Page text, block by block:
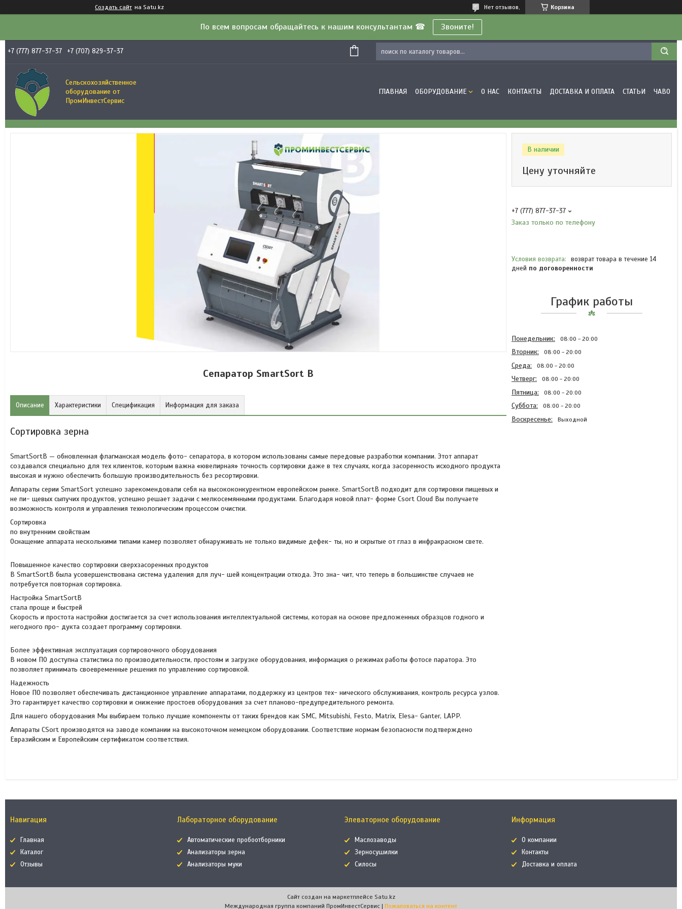
Создать сайт на Satu.kz Корзина
Нет отзывов,
По всем вопросам обращайтесь к нашим консультантам ☎ Звоните!
+7 (777) 877-37-37 +7 (707) 829-37-37
Сельскохозяйственное
оборудование от
ПромИнвестСервис
ГЛАВНАЯ ОБОРУДОВАНИЕ О НАС КОНТАКТЫ ДОСТАВКА И ОПЛАТА СТАТЬИ ЧАВО
Сепаратор SmartSort B
Описание Характеристики Спецификация Информация для заказа
Сортировка зерна
SmartSortB — обновленная флагманская модель фото- сепаратора, в котором использованы самые передовые разработки компании. Этот аппарат
создавался специально для тех клиентов, которым важна «ювелирная» точность сортировки даже в тех случаях, когда засоренность исходного продукта
высокая и нужно обеспечить большую производительность без ресортировки.
Аппараты серии SmartSort успешно зарекомендовали себя на высококонкурентном европейском рынке. SmartSortB подходит для сортировки пищевых и
не пи- щевых сыпучих продуктов, успешно решает задачи с мелкосемянными продуктами. Благодаря новой плат- форме Csort Cloud Вы получаете
возможность контроля и управления технологическим процессом очистки.
Сортировка
по внутренним свойствам
Оснащение аппарата несколькими типами камер позволяет обнаруживать не только видимые дефек- ты, но и скрытые от глаз в инфракрасном свете.
Повышенное качество сортировки сверхзасоренных продуктов
В SmartSortB была усовершенствована система удаления для луч- шей концентрации отхода. Это зна- чит, что теперь в большинстве случаев не
потребуется повторная сортировка.
Настройка SmartSortB
стала проще и быстрей
Скорость и простота настройки достигается за счет использования интеллектуальной системы, которая на основе предложенных образцов годного и
негодного про- дукта создает программу сортировки.
Более эффективная эксплуатация сортировочного оборудования
В новом ПО доступна статистика по производительности, простоям и загрузке оборудования, информация о режимах работы фотосе паратора. Это
позволяет принимать своевременные решения по управлению сортировкой.
Надежность
Новое ПО позволяет обеспечивать дистанционное управление аппаратами, поддержку из центров тех- нического обслуживания, контроль ресурса узлов.
Это гарантирует качество сортировки и снижение простоев оборудования за счет планово-предупредительного ремонта.
Для нашего оборудования Мы выбираем только лучшие компоненты от таких брендов как SMC, Mitsubishi, Festo, Matrix, Elesa- Ganter, LAPP.
Аппараты CSort производятся на заводе компании на высокоточном немецком оборудовании. Соответствие нормам безопасности подтверждено
Евразийским и Европейским сертификатом соответствия.
В наличии
Цену уточняйте
+7 (777) 877-37-37
Заказ только по телефону
возврат товара в течение 14
дней по договоренности
График работы
Понедельник 08:00 20:00
Вторник 08:00 20:00
Среда 08:00 20:00
Четверг 08:00 20:00
Пятница 08:00 20:00
Суббота 08:00 20:00
Воскресенье Выходной
Навигация
Главная
Каталог
Отзывы
Лабораторное оборудование
Автоматические пробоотборники
Анализаторы зерна
Анализаторы муки
Элеваторное оборудование
Маслозаводы
Зерносушилки
Силосы
Информация
О компании
Контакты
Доставка и оплата
Сайт создан на маркетплейсе Satu.kz
Международная группа компаний ПромИнвестСервис | Пожаловаться на контент